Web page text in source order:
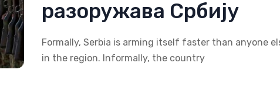
разоружава Србију
Formally, Serbia is arming itself faster than anyone
in the region. Informally, the country